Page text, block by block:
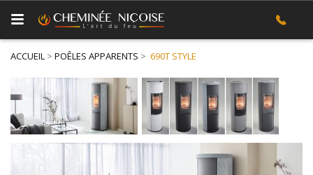
ACCUEIL > POÊLES APPARENTS > 690T STYLE